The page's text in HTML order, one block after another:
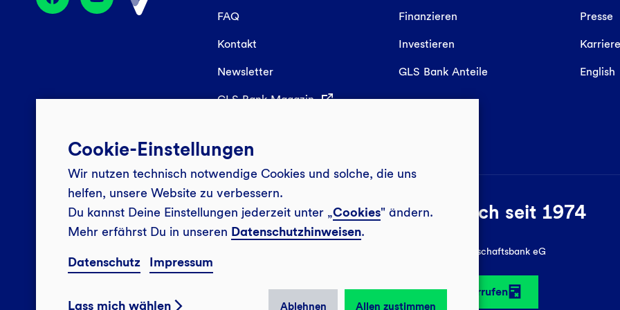
FAQ
Kontakt
Newsletter
GLS Bank Magazin
Finanzieren
Investieren
GLS Bank Anteile
Presse
Karriere
English
Sozial-ökologisch seit 1974
© 2026 GLS Gemeinschaftsbank eG
Vertrag widerrufen
Cookie-Einstellungen
Wir nutzen technisch notwendige Cookies und solche, die uns
helfen, unsere Website zu verbessern.
Du kannst Deine Einstellungen jederzeit unter „Cookies" ändern.
Mehr erfährst Du in unseren Datenschutzhinweisen.
Datenschutz Impressum
Lass mich wählen Ablehnen Allen zustimmen